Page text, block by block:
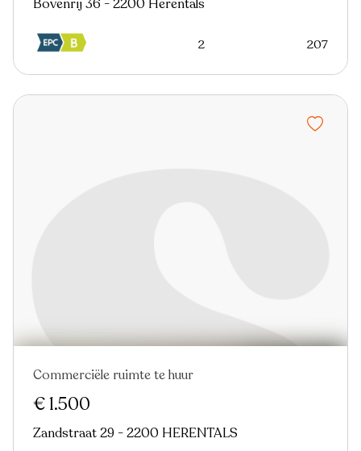
Bovenrij 36 - 2200 Herentals
2 207
Commerciële ruimte te huur
€ 1.500
Zandstraat 29 - 2200 HERENTALS